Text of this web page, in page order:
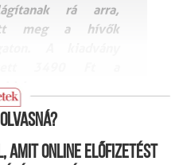
rá arra,
meg a hívők
amit online előfizetést